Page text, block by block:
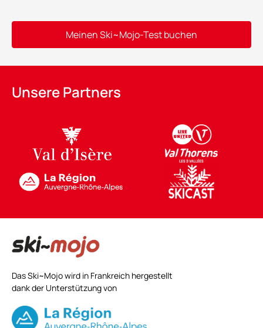
Meinen Ski~Mojo-Test buchen
Unsere Partners
Das Ski~Mojo wird in Frankreich hergestellt
dank der Unterstützung von